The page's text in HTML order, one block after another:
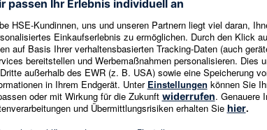
erhalten
und aktuelle Trends,
erhalten. Als Dankeschön
Eine Abmeldung ist jederzeit in
E-Mail-
Es gelten die